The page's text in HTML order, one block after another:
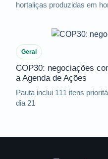
hortaliças produzidas em
Geral
COP30: negociações
a Agenda de Ações
Pauta inclui 111 itens
dia 21